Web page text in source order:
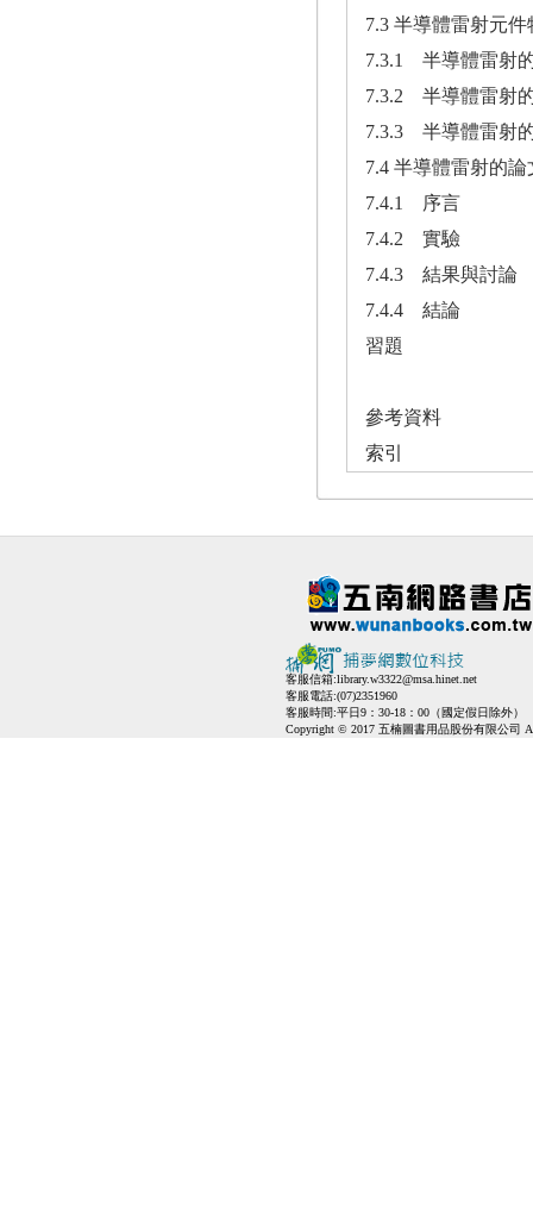
7.3 半導體雷射元件
7.3.1 半導體雷射
7.3.2 半導體雷射
7.3.3 半導體雷射
7.4 半導體雷射的論
7.4.1 序言
7.4.2 實驗
7.4.3 結果與討論
7.4.4 結論
習題
參考資料
索引
客服信箱:library.w3322@msa.hinet.net
客服電話:(07)2351960
客服時間:平日9：30-18：00（國定假日除外）
Copyright © 2017 五楠圖書用品股份有限公司